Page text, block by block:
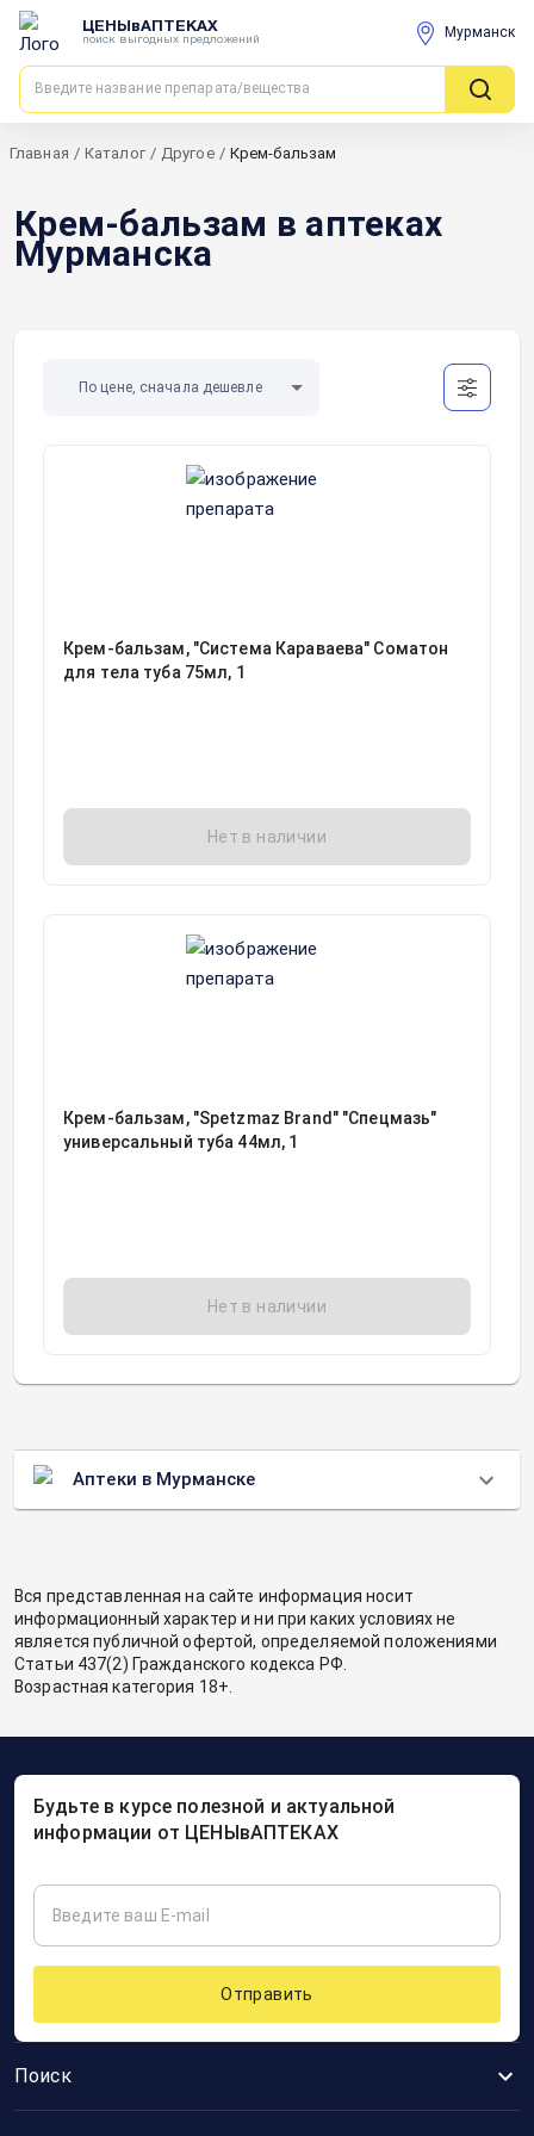
ЦЕНЫвАПТЕКАХ
поиск выгодных предложений Мурманск
Главная / Каталог / Другое / Крем-бальзам
Крем-бальзам в аптеках
Мурманска
По цене, сначала дешевле
Крем-бальзам, "Система Караваева" Соматон
для тела туба 75мл, 1
Нет в наличии
Крем-бальзам, "Spetzmaz Brand" "Спецмазь"
универсальный туба 44мл, 1
Нет в наличии
Аптеки в Мурманске
Вся представленная на сайте информация носит
информационный характер и ни при каких условиях не
является публичной офертой, определяемой положениями
Статьи 437(2) Гражданского кодекса РФ.
Возрастная категория 18+.
Поиск
Будьте в курсе полезной и актуальной
информации от ЦЕНЫвАПТЕКАХ
Отправить